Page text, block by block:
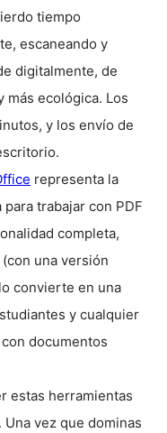
tiempo
escaneando y
digitalmente, de
más ecológica. Los
y los envío de
representa la
trabajar con PDF
completa,
una versión
convierte en una
y cualquier
documentos
estas herramientas
vez que dominas